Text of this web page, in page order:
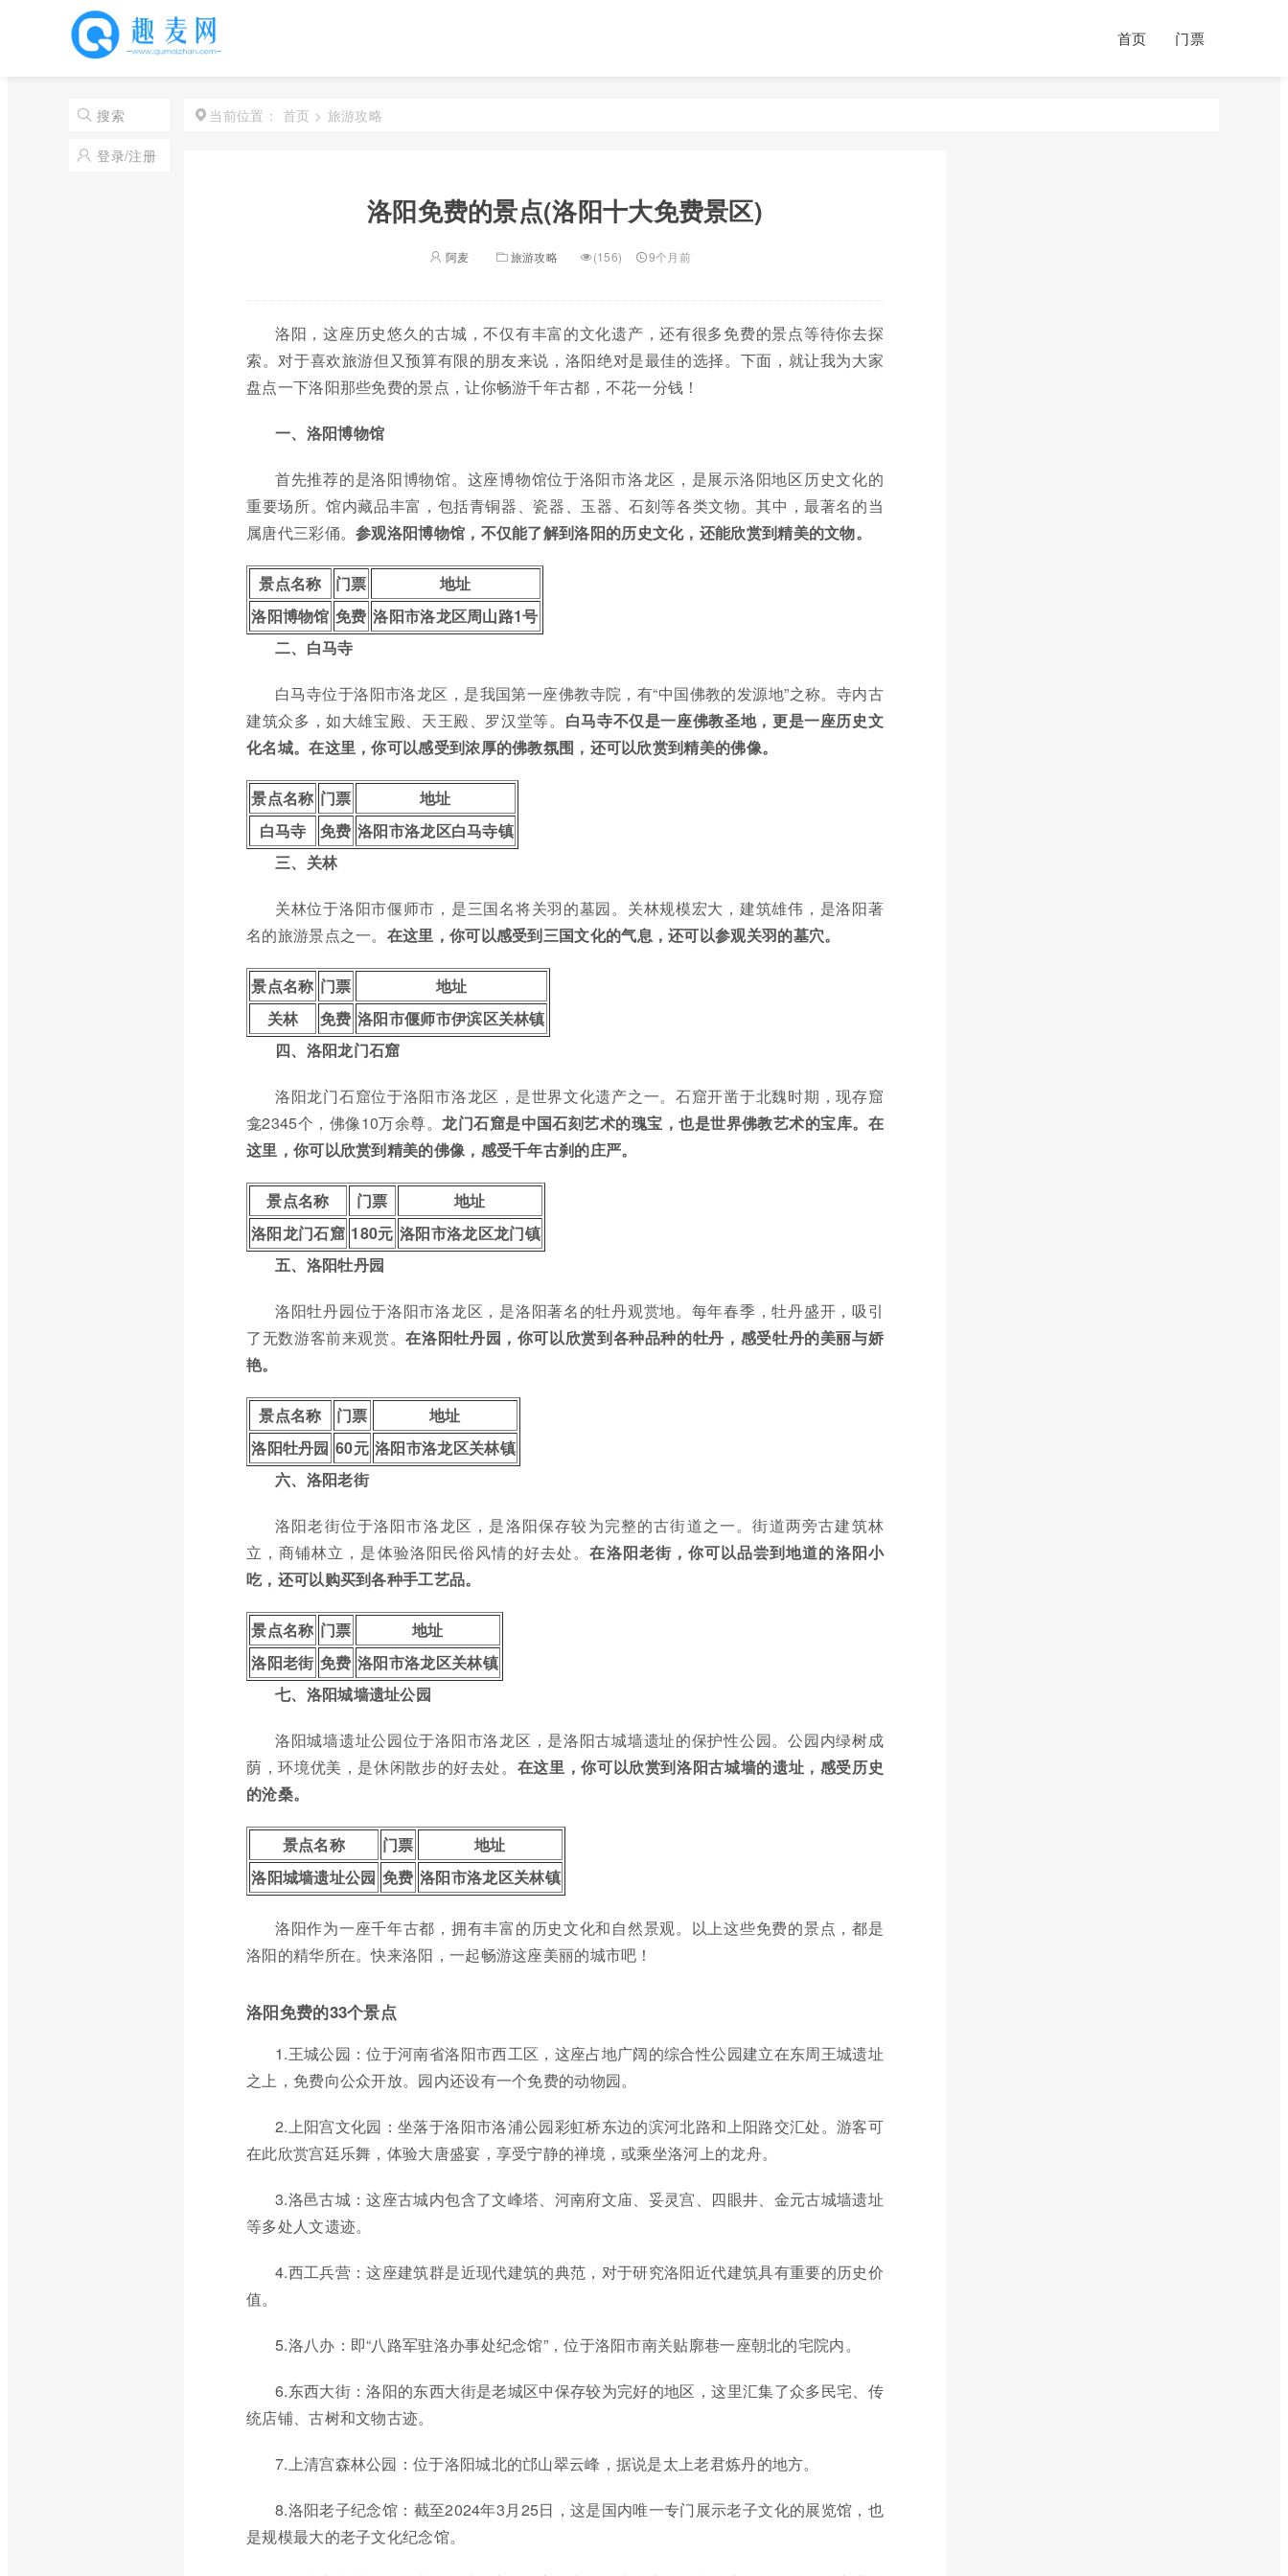
首页 门票
搜索
登录/注册
当前位置： 首页 > 旅游攻略
洛阳免费的景点(洛阳十大免费景区)
阿麦 旅游攻略 (156) 9个月前
洛阳，这座历史悠久的古城，不仅有丰富的文化遗产，还有很多免费的景点等待你去探
索。对于喜欢旅游但又预算有限的朋友来说，洛阳绝对是最佳的选择。下面，就让我为大家
盘点一下洛阳那些免费的景点，让你畅游千年古都，不花一分钱！
一、洛阳博物馆
首先推荐的是洛阳博物馆。这座博物馆位于洛阳市洛龙区，是展示洛阳地区历史文化的
重要场所。馆内藏品丰富，包括青铜器、瓷器、玉器、石刻等各类文物。其中，最著名的当
属唐代三彩俑。参观洛阳博物馆，不仅能了解到洛阳的历史文化，还能欣赏到精美的文物。
景点名称 门票
地址
洛阳博物馆 免费 洛阳市洛龙区周山路1号
二、白马寺
白马寺位于洛阳市洛龙区，是我国第一座佛教寺院，有“中国佛教的发源地”之称。寺内古
建筑众多，如大雄宝殿、天王殿、罗汉堂等。 白马寺不仅是一座佛教圣地，更是一座历史文
化名城。在这里，你可以感受到浓厚的佛教氛围，还可以欣赏到精美的佛像。
景点名称 门票
地址
白马寺
免费 洛阳市洛龙区白马寺镇
三、关林
关林位于洛阳市偃师市，是三国名将关羽的墓园。关林规模宏大，建筑雄伟，是洛阳著
名的旅游景点之一。 在这里，你可以感受到三国文化的气息，还可以参观关羽的墓穴。
景点名称 门票
地址
关林
免费 洛阳市偃师市伊滨区关林镇
四、洛阳龙门石窟
洛阳龙门石窟位于洛阳市洛龙区，是世界文化遗产之一。石窟开凿于北魏时期，现存窟
龛2345个，佛像10万余尊。龙门石窟是中国石刻艺术的瑰宝，也是世界佛教艺术的宝库。在
这里，你可以欣赏到精美的佛像，感受千年古刹的庄严。
景点名称 门票
地址
洛阳龙门石窟 180元 洛阳市洛龙区龙门镇
五、洛阳牡丹园
洛阳牡丹园位于洛阳市洛龙区，是洛阳著名的牡丹观赏地。每年春季，牡丹盛开，吸引
了无数游客前来观赏。在洛阳牡丹园，你可以欣赏到各种品种的牡丹，感受牡丹的美丽与娇
艳。
景点名称 门票
地址
洛阳牡丹园 60元 洛阳市洛龙区关林镇
六、洛阳老街
洛阳老街位于洛阳市洛龙区，是洛阳保存较为完整的古街道之一。街道两旁古建筑林
立，商铺林立，是体验洛阳民俗风情的好去处。在洛阳老街，你可以品尝到地道的洛阳小
吃，还可以购买到各种手工艺品。
景点名称 门票
地址
洛阳老街 免费 洛阳市洛龙区关林镇
七、洛阳城墙遗址公园
洛阳城墙遗址公园位于洛阳市洛龙区，是洛阳古城墙遗址的保护性公园。公园内绿树成
荫，环境优美，是休闲散步的好去处。 在这里，你可以欣赏到洛阳古城墙的遗址，感受历史
的沧桑。
景点名称 门票
地址
洛阳城墙遗址公园 免费 洛阳市洛龙区关林镇
洛阳作为一座千年古都，拥有丰富的历史文化和自然景观。以上这些免费的景点，都是
洛阳的精华所在。快来洛阳，一起畅游这座美丽的城市吧！
洛阳免费的33个景点
1.王城公园：位于河南省洛阳市西工区，这座占地广阔的综合性公园建立在东周王城遗址
之上，免费向公众开放。园内还设有一个免费的动物园。
2.上阳宫文化园：坐落于洛阳市洛浦公园彩虹桥东边的滨河北路和上阳路交汇处。游客可
在此欣赏宫廷乐舞，体验大唐盛宴，享受宁静的禅境，或乘坐洛河上的龙舟。
3.洛邑古城：这座古城内包含了文峰塔、河南府文庙、妥灵宫、四眼井、金元古城墙遗址
等多处人文遗迹。
4.西工兵营：这座建筑群是近现代建筑的典范，对于研究洛阳近代建筑具有重要的历史价
值。
5.洛八办：即“八路军驻洛办事处纪念馆”，位于洛阳市南关贴廓巷一座朝北的宅院内。
6.东西大街：洛阳的东西大街是老城区中保存较为完好的地区，这里汇集了众多民宅、传
统店铺、古树和文物古迹。
7.上清宫森林公园：位于洛阳城北的邙山翠云峰，据说是太上老君炼丹的地方。
8.洛阳老子纪念馆：截至2024年3月25日，这是国内唯一专门展示老子文化的展览馆，也
是规模最大的老子文化纪念馆。